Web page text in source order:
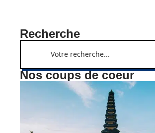
Recherche
Nos coups de coeur